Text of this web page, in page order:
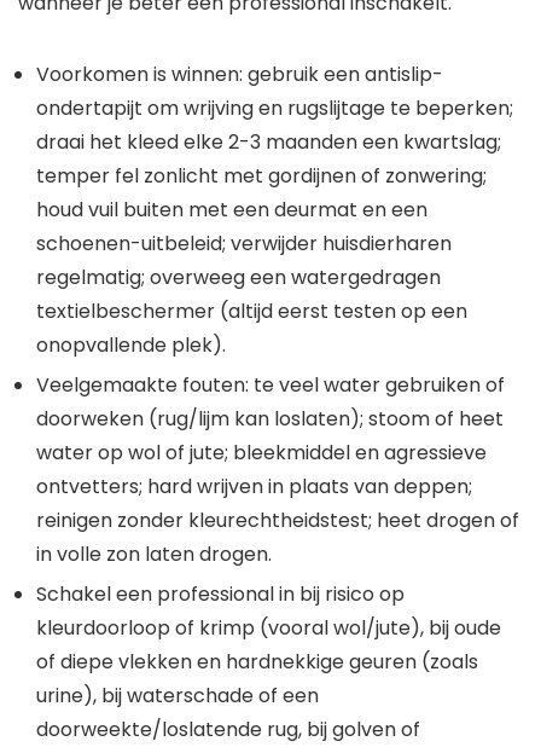
Voorkomen is winnen: gebruik een antislip-
ondertapijt om wrijving en rugslijtage te beperken;
draai het kleed elke 2-3 maanden een kwartslag;
temper fel zonlicht met gordijnen of zonwering;
houd vuil buiten met een deurmat en een
schoenen-uitbeleid; verwijder huisdierharen
regelmatig; overweeg een watergedragen
textielbeschermer (altijd eerst testen op een
onopvallende plek).
Veelgemaakte fouten: te veel water gebruiken of
doorweken (rug/lijm kan loslaten); stoom of heet
water op wol of jute; bleekmiddel en agressieve
ontvetters; hard wrijven in plaats van deppen;
reinigen zonder kleurechtheidstest; heet drogen of
in volle zon laten drogen.
Schakel een professional in bij risico op
kleurdoorloop of krimp (vooral wol/jute), bij oude
of diepe vlekken en hardnekkige geuren (zoals
urine), bij waterschade of een
doorweekte/loslatende rug, bij golven of